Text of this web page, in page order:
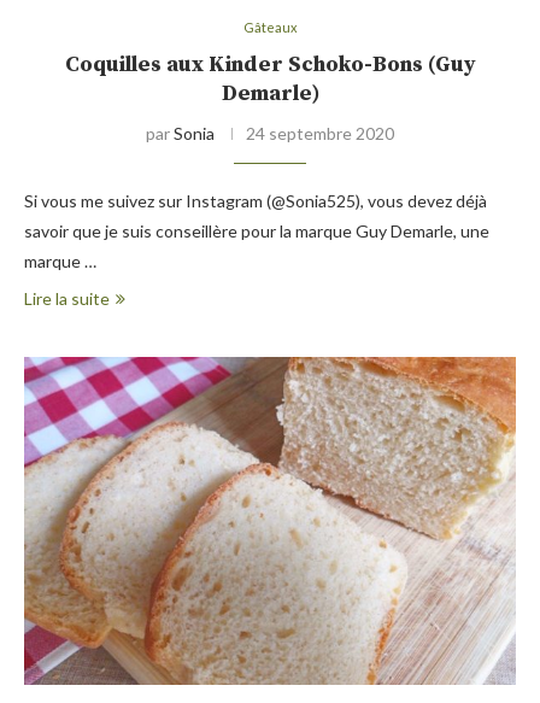
Gâteaux
Coquilles aux Kinder Schoko-Bons (Guy
Demarle)
parSonia 24 septembre 2020
Si vous me suivez sur Instagram (@Sonia525), vous devez déjà
savoir que je suis conseillère pour la marque Guy Demarle, une
marque …
Lire la suite